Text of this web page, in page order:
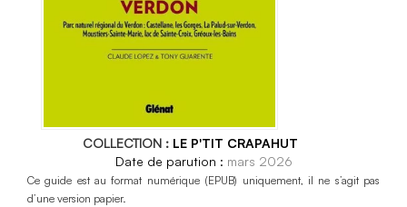
COLLECTION : LE P'TIT CRAPAHUT
mars 2026
Ce guide est au format numérique (EPUB) uniquement, il ne s’agit pas
d’une version papier.